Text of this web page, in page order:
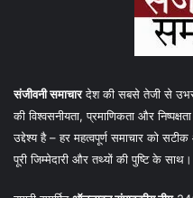
संजीवनी समाचारदेश की सबसे तेजी से
की विश्वसनीयता, प्रमाणिकता और
उद्देश्य है – हर महत्वपूर्ण समाचार को
पूरी जिम्मेदारी और तथ्यों की पुष्टि के साथ।